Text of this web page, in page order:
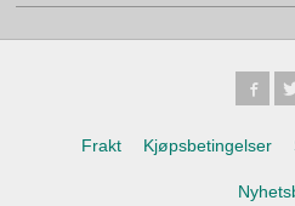
Frakt Kjøpsbetingelser